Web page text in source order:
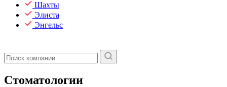
Шахты
Элиста
Энгельс
Стоматологии